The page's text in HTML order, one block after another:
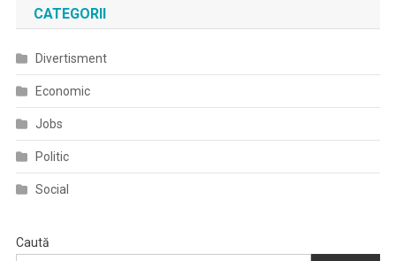
CATEGORII
Divertisment
Economic
Jobs
Politic
Social
Caută